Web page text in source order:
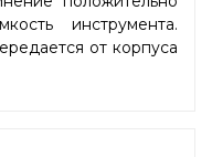
инструмента.
от корпуса